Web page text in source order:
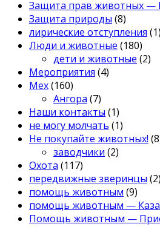
Защита прав животных —
Защита природы (8)
лирические отступления (1)
Люди и животные (180)
дети и животные (2)
Мероприятия (4)
Мех(160)
Ангора (7)
Наши контакты (1)
не могу молчать (1)
Не покупайте животных!
заводчики (2)
Охота (117)
передвижные зверинцы (2)
помощь животным (9)
помощь животным —
Помощь животным —